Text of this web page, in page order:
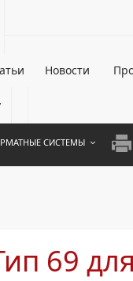
Новости
СИСТЕМЫ
А4
69